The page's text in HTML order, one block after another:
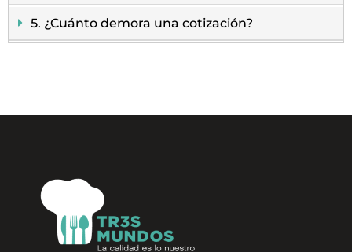
5. ¿Cuánto demora una cotización?